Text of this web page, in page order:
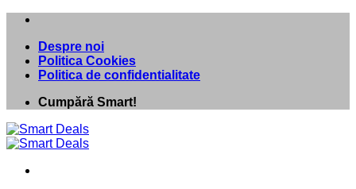
Skip
contentDespre noi
Politica Cookies
Politica de confidentialitate
Cumpără Smart!